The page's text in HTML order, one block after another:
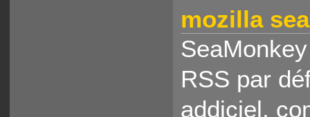
mozilla
RSS par
addiciel,